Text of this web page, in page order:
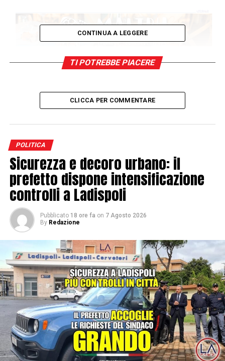
Per questo abbiamo scelto un percorso chiaro:
prima rimettere in ordine i conti del Comune, poi
pianificare gli interventi e investi re sul futuro della
CONTINUA A LEGGERE
TI POTREBBE PIACERE
CLICCA PER COMMENTARE
POLITICA
Sicurezza e decoro urbano: il
prefetto dispone intensificazione
controlli a Ladispoli
Pubblicato 18 ore fa on 7 Agosto 2026
By Redazione